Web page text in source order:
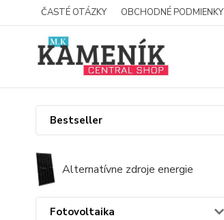
ČASTÉ OTÁZKY OBCHODNÉ PODMIENKY
Bestseller
Alternatívne zdroje energie
Fotovoltaika